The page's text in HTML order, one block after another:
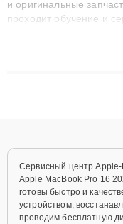
и оригинальные
проходит обучение и
сохранением
Сервисный центр
Apple MacBook Pro 16
готовы быстро и
устройством,
проводим бесплатную